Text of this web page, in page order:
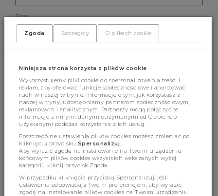
Size:
(343) (0)
Product features
Zgoda Szczegóły O plikach cookie
Niniejsza strona korzysta z plików cookie
Wykorzystujemy pliki cookie do spersonalizowania treści i
reklam, aby oferować funkcje społecznościowe i analizować
ruch w naszej witrynie. Informacje o tym, jak korzystasz z
naszej witryny, udostępniamy partnerom społecznościowym,
reklamowym i analitycznym. Partnerzy mogą połączyć te
informacje z innymi danymi otrzymanymi od Ciebie lub
uzyskanymi podczas korzystania z ich usług.
Poszczególne ustawienia plików cookies możesz zmieniać po
kliknięciu przycisku Spersonalizuj.
Aby wyrazić zgodę na instalowanie na Twoim urządzeniu
końcowym plików cookies wszystkich wskazanych wyżej
kategorii, kliknij przycisk Zgoda.
W przypadku kliknięcia przycisku Spersonalizuj, jeśli
ustawienia odpowiadają Twoim preferencjom, aby wyrazić
zgodę na instalowanie plików cookies na Twoim urządzeniu